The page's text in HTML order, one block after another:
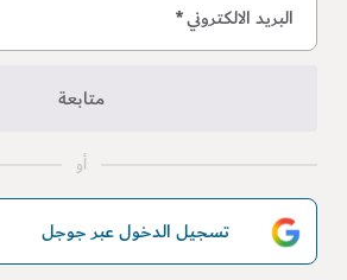
البريد الالكتروني*
متابعة
أو
تسجيل الدخول عبر جوجل